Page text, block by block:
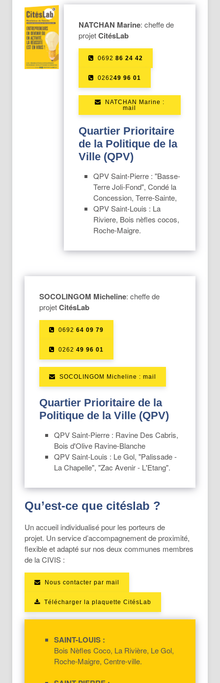
NATCHAN Marine: cheffe de
projetCitésLab
0692 86 24 42
026249 96 01
NATCHAN Marine :
mail
Quartier Prioritaire
de la Politique de la
Ville (QPV)
QPV Saint-Pierre : "Basse-
Terre Joli-Fond", Condé la
Concession, Terre-Sainte,
QPV Saint-Louis : La
Riviere, Bois nèfles cocos,
Roche-Maigre.
SOCOLINGOM Micheline: cheffe de
projetCitésLab
0692 64 09 79
0262 49 96 01
SOCOLINGOM Micheline : mail
Quartier Prioritaire de la
Politique de la Ville (QPV)
QPV Saint-Pierre : Ravine Des Cabris,
Bois d'Olive Ravine-Blanche
QPV Saint-Louis : Le Gol, "Palissade -
La Chapelle", "Zac Avenir - L'Etang".
Qu’est-ce que citéslab ?
Un accueil individualisé pour les porteurs de
projet. Un service d’accompagnement de proximité,
ﬂexible et adapté sur nos deux communes membres
de la CIVIS :
Nous contacter par mail
Télécharger la plaquette CitésLab
SAINT-LOUIS :
Bois Nèﬂes Coco, La Rivière, Le Gol,
Roche-Maigre, Centre-ville.